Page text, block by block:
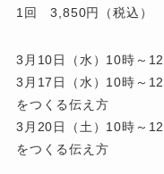
1回 3,850円（税込）
3月10日（水）10時～
3月17日（水）10時～
をつくる伝え方
3月20日（土）10時～
をつくる伝え方